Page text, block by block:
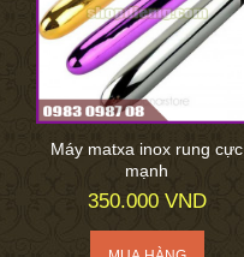
Máy matxa inox rung cực
mạnh
350.000 VND